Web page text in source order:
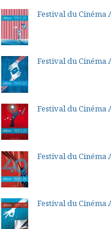
Festival du Cinéma
Festival du Cinéma
Festival du Cinéma
Festival du Cinéma
Festival du Cinéma